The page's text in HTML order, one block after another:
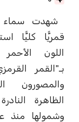
شهدت سماء
قمريًّا كليًّا
اللون
بـ"القمر
والمصورون
الظاهرة
وشمولها منذ عام